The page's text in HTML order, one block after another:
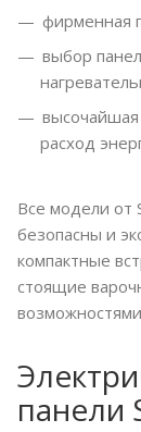
фирменная
выбор
расход
Все модели от
безопасны и
компактные
стоящие
панели